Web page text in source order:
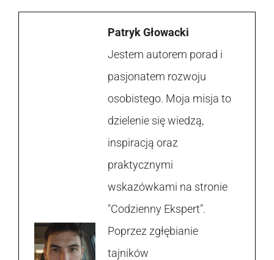
Patryk Głowacki
Jestem autorem porad i
pasjonatem rozwoju
osobistego. Moja misja to
dzielenie się wiedzą,
inspiracją oraz
praktycznymi
wskazówkami na stronie
"Codzienny Ekspert".
Poprzez zgłębianie
tajników